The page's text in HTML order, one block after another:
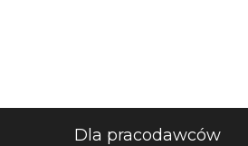
Dla pracodawców